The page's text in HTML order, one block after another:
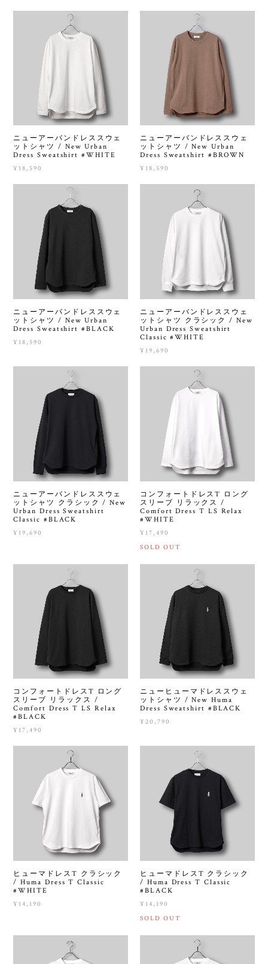
ニューアーバンドレススウェ
ットシャツ / New Urban
Dress Sweatshirt #WHITE
¥18,590
ニューアーバンドレススウェ
ットシャツ / New Urban
Dress Sweatshirt #BROWN
¥18,590
ニューアーバンドレススウェ
ットシャツ / New Urban
Dress Sweatshirt #BLACK
¥18,590
ニューアーバンドレススウェ
ットシャツ クラシック / New
Urban Dress Sweatshirt
Classic #WHITE
¥19,690
ニューアーバンドレススウェ
ットシャツ クラシック / New
Urban Dress Sweatshirt
Classic #BLACK
¥19,690
コンフォートドレスT ロング
スリーブ リラックス /
Comfort Dress T LS Relax
#WHITE
¥17,490
SOLD OUT
コンフォートドレスT ロング
スリーブ リラックス /
Comfort Dress T LS Relax
#BLACK
¥17,490
ニューヒューマドレススウェ
ットシャツ / New Huma
Dress Sweatshirt #BLACK
¥20,790
ヒューマドレスT クラシック
/ Huma Dress T Classic
#WHITE
¥14,190
ヒューマドレスT クラシック
/ Huma Dress T Classic
#BLACK
¥14,190
SOLD OUT